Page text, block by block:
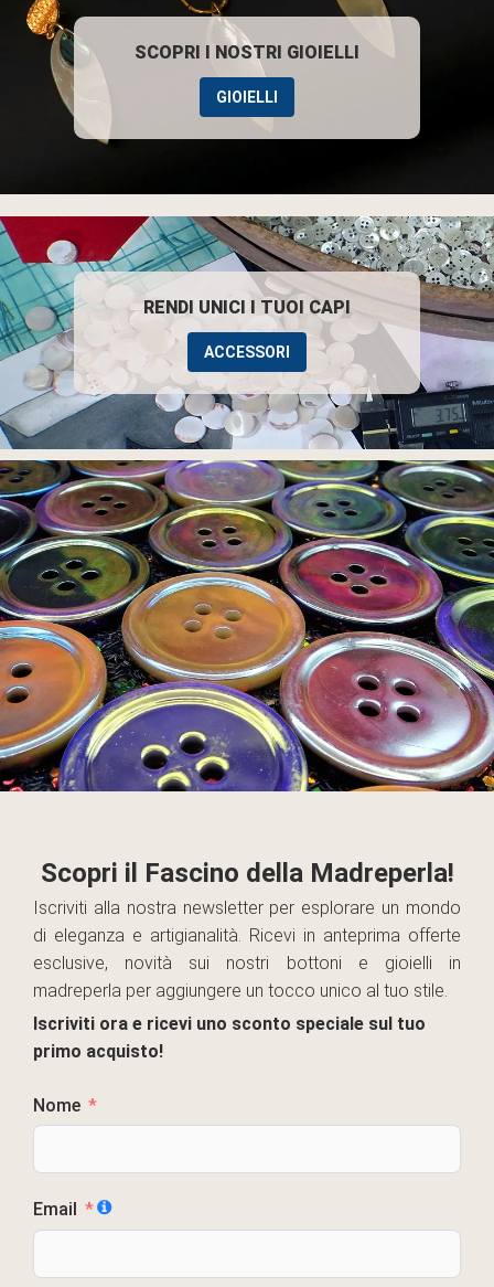
SCOPRI I NOSTRI GIOIELLI
GIOIELLI
RENDI UNICI I TUOI CAPI
ACCESSORI
Scopri il Fascino della Madreperla!
Iscriviti alla nostra newsletter per esplorare un mondo
di eleganza e artigianalità. Ricevi in anteprima offerte
esclusive, novità sui nostri bottoni e gioielli in
madreperla per aggiungere un tocco unico al tuo stile.
Iscriviti ora e ricevi uno sconto speciale sul tuo
primo acquisto!
Nome
Email